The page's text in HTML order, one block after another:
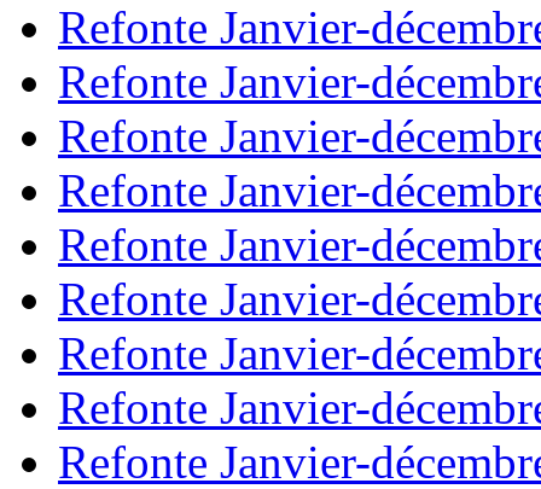
Refonte Janvier-
Refonte Janvier-
Refonte Janvier-
Refonte Janvier-
Refonte Janvier-
Refonte Janvier-
Refonte Janvier-
Refonte Janvier-
Refonte Janvier-